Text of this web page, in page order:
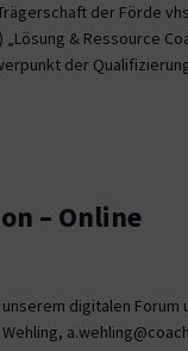
der Förde
& Ressource
der
– Online
digitalen Forum